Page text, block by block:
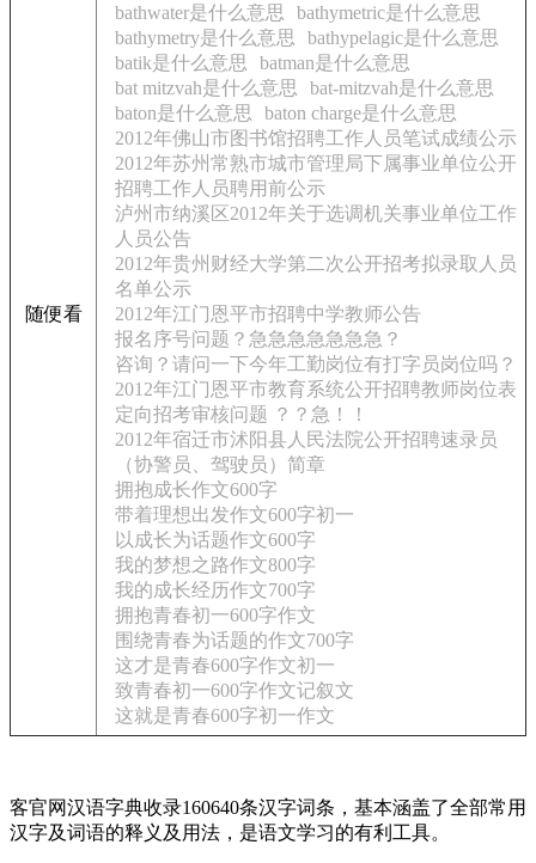
随便看
bathwater是什么意思
bathymetric是什么意思
bathymetry是什么意思
bathypelagic是什么意思
batik是什么意思
batman是什么意思
bat mitzvah是什么意思
bat-mitzvah是什么意思
baton是什么意思
baton charge是什么意思
2012年佛山市图书馆招聘工作人员笔试成绩公示
2012年苏州常熟市城市管理局下属事业单位公开
招聘工作人员聘用前公示
泸州市纳溪区2012年关于选调机关事业单位工作
人员公告
2012年贵州财经大学第二次公开招考拟录取人员
名单公示
2012年江门恩平市招聘中学教师公告
报名序号问题？急急急急急急急？
咨询？请问一下今年工勤岗位有打字员岗位吗？
2012年江门恩平市教育系统公开招聘教师岗位表
定向招考审核问题 ？？急！！
2012年宿迁市沭阳县人民法院公开招聘速录员
（协警员、驾驶员）简章
拥抱成长作文600字
带着理想出发作文600字初一
以成长为话题作文600字
我的梦想之路作文800字
我的成长经历作文700字
拥抱青春初一600字作文
围绕青春为话题的作文700字
这才是青春600字作文初一
致青春初一600字作文记叙文
这就是青春600字初一作文
客官网汉语字典收录160640条汉字词条，基本涵盖了全部常用
汉字及词语的释义及用法，是语文学习的有利工具。